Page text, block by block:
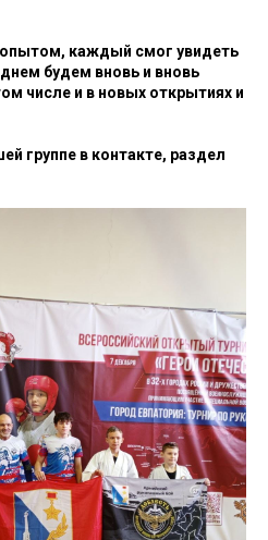
каждый смог увидеть
будем вновь и вновь
числе и в новых открытиях и
группе в контакте, раздел